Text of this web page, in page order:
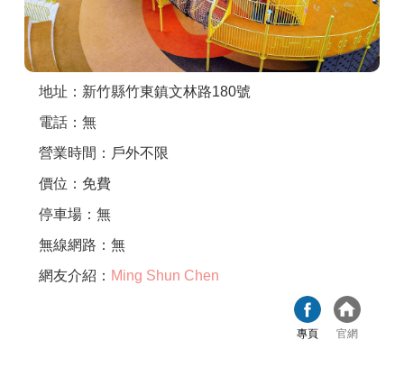
APP下載
地址：新竹縣竹東鎮文林路180號
電話：無
營業時間：戶外不限
價位：免費
停車場：無
無線網路：無
網友介紹： Ming Shun Chen
專頁 官網